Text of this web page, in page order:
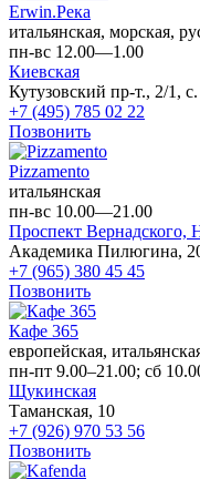
Erwin.Река
итальянская, морская,
пн-вс 12.00—1.00
Киевская
Кутузовский пр-т., 2/1,
+7 (495) 785 02 22
Позвонить
Pizzamento
итальянская
пн-вс 10.00—21.00
Проспект Вернадского,
Академика Пилюгина,
+7 (965) 380 45 45
Позвонить
Кафе 365
европейская,
пн-пт 9.00–21.00; сб
Щукинская
Таманская, 10
+7 (926) 970 53 56
Позвонить